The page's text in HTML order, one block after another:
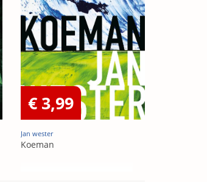
€ 3,99
Jan wester
Koeman